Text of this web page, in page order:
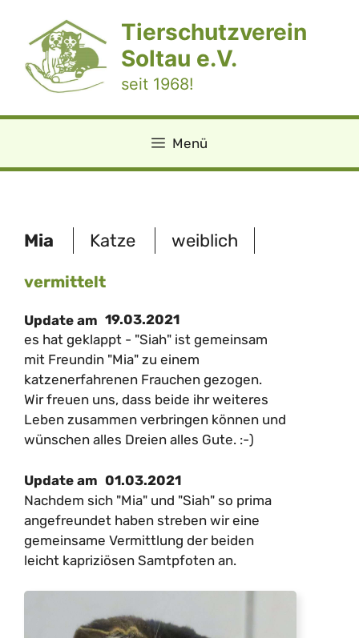
springen
Tierschutzverein
Soltau e.V.
seit 1968!
Menü
Mia Katze weiblich
vermittelt
Update am 19.03.2021
es hat geklappt - "Siah" ist gemeinsam
mit Freundin "Mia" zu einem
katzenerfahrenen Frauchen gezogen.
Wir freuen uns, dass beide ihr weiteres
Leben zusammen verbringen können und
wünschen alles Dreien alles Gute. :-)
Update am 01.03.2021
Nachdem sich "Mia" und "Siah" so prima
angefreundet haben streben wir eine
gemeinsame Vermittlung der beiden
leicht kapriziösen Samtpfoten an.